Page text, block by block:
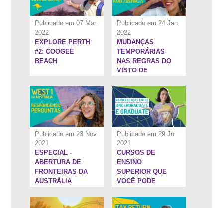
Publicado em 07 Mar
2022
EXPLORE PERTH
#2: COOGEE
BEACH
Publicado em 24 Jan
2022
MUDANÇAS
TEMPORÁRIAS
NAS REGRAS DO
VISTO DE
AUSTRÁLIA
Publicado em 23 Nov
2021
ESPECIAL -
ABERTURA DE
FRONTEIRAS DA
AUSTRÁLIA
Publicado em 29 Jul
2021
6:10''
CURSOS DE
ENSINO
SUPERIOR QUE
VOCÊ PODE
EXTERIOR
1:31:51''